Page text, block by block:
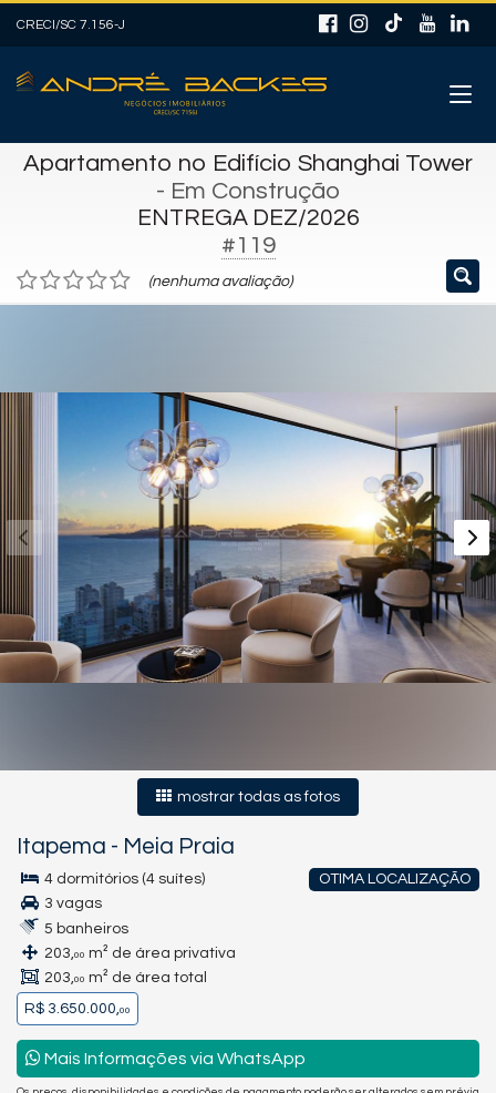
CRECI/SC 7.156-J
Apartamento no Edifício Shanghai Tower
- Em Construção
ENTREGA DEZ/2026
#119
(nenhuma avaliação)
mostrar todas as fotos
Itapema - Meia Praia
OTIMA LOCALIZAÇÃO
4 dormitórios (4 suítes)
3 vagas
5 banheiros
203,00 m² de área privativa
203,00 m² de área total
R$ 3.650.000,00
Mais Informações via WhatsApp